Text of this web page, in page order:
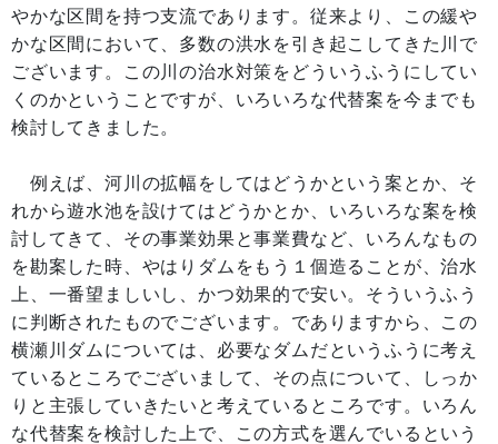
やかな区間を持つ支流であります。従来より、この緩や
かな区間において、多数の洪水を引き起こしてきた川で
ございます。この川の治水対策をどういうふうにしてい
くのかということですが、いろいろな代替案を今までも
検討してきました。
例えば、河川の拡幅をしてはどうかという案とか、そ
れから遊水池を設けてはどうかとか、いろいろな案を検
討してきて、その事業効果と事業費など、いろんなもの
を勘案した時、やはりダムをもう１個造ることが、治水
上、一番望ましいし、かつ効果的で安い。そういうふう
に判断されたものでございます。でありますから、この
横瀬川ダムについては、必要なダムだというふうに考え
ているところでございまして、その点について、しっか
りと主張していきたいと考えているところです。いろん
な代替案を検討した上で、この方式を選んでいるという